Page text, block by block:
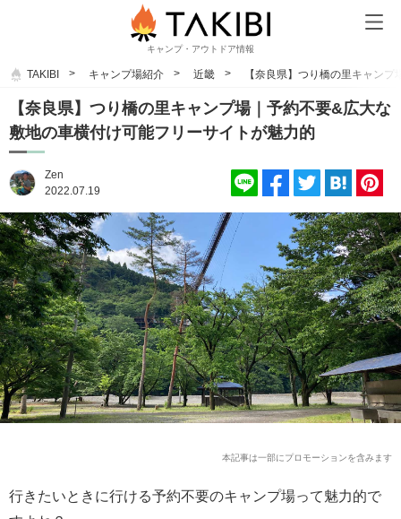
キャンプ・アウトドア情報
TAKIBI キャンプ場紹介 近畿 【奈良県】つり橋の里キャン
【奈良県】つり橋の里キャンプ場｜予約不要&広大な
敷地の車横付け可能フリーサイトが魅力的
Zen
2022.07.19
本記事は一部にプロモーションを含みます
行きたいときに行ける予約不要のキャンプ場って魅力的で